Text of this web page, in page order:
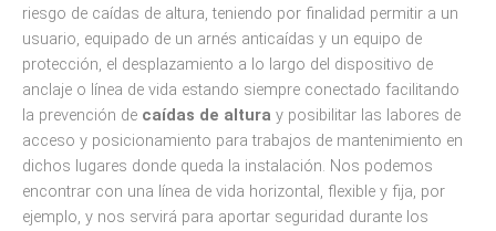
riesgo de caídas de altura, teniendo por finalidad permitir a un
usuario, equipado de un arnés anticaídas y un equipo de
protección, el desplazamiento a lo largo del dispositivo de
anclaje o línea de vida estando siempre conectado facilitando
la prevención de caídas de altura y posibilitar las labores de
acceso y posicionamiento para trabajos de mantenimiento en
dichos lugares donde queda la instalación. Nos podemos
encontrar con una línea de vida horizontal, flexible y fija, por
ejemplo, y nos servirá para aportar seguridad durante los